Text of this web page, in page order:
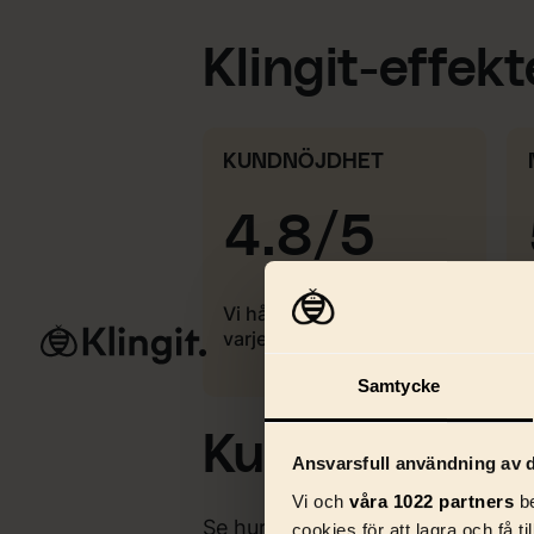
Samtycke
Ansvarsfull användning av
Vi och våra 1022 partners
cookies för att lagra och få
Klingit-
KUNDNÖJDHET
4.8/5
Vi håller toppkvalitet i
varje leverans
Kundcase
Se hur vi jobbar med några av